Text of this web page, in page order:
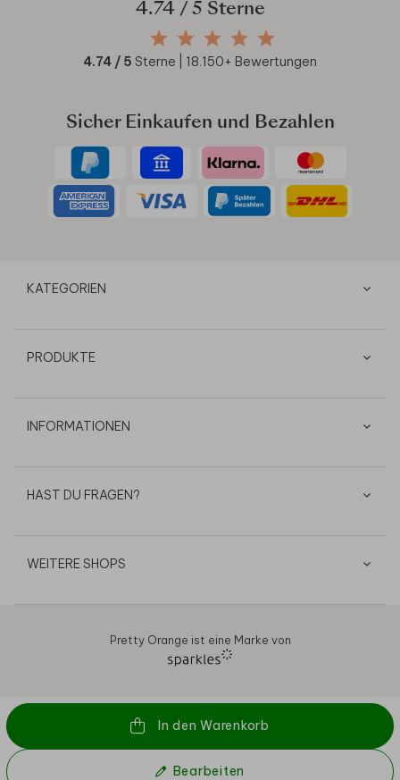
In den Warenkorb
Bearbeiten
4.74/ 5 Sterne
4.74 / 5 Sterne | 18.150+ Bewertungen
Sicher Einkaufen und Bezahlen
KATEGORIEN
PRODUKTE
INFORMATIONEN
HAST DU FRAGEN?
WEITERE SHOPS
Pretty Orange ist eine Marke von